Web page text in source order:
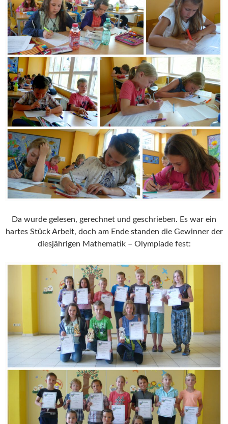
Da wurde gelesen, gerechnet und geschrieben. Es war ein
hartes Stück Arbeit, doch am Ende standen die Gewinner der
diesjährigen Mathematik – Olympiade fest: